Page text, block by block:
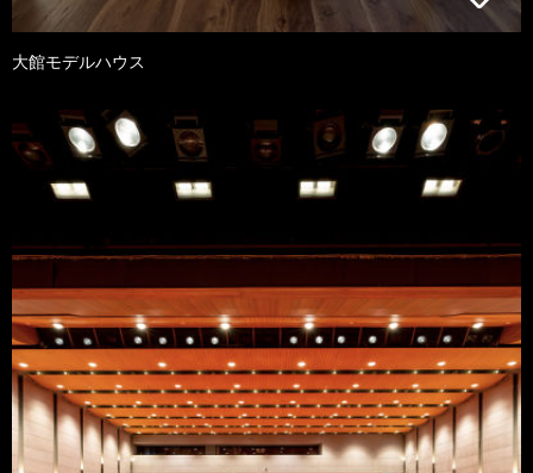
大館モデルハウス